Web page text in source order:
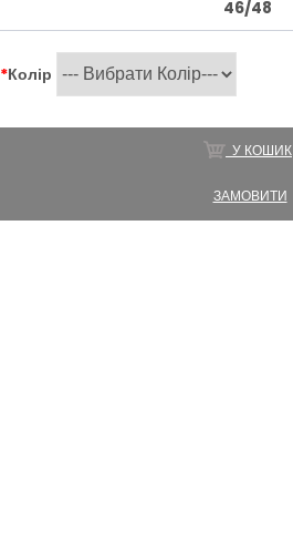
46/48
*Колір
У КОШИК
ЗАМОВИТИ